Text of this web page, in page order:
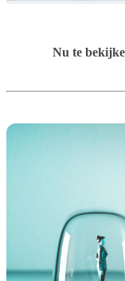
Nu te